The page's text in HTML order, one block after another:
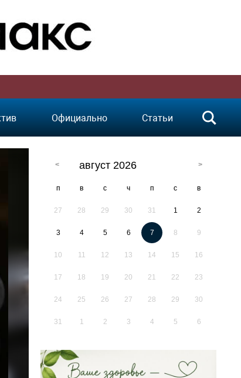
Официально Статьи
август 2026
п в с ч п с в
27 28 29 30 31 1 2
3 4 5 6 7 8 9
10 11 12 13 14 15 16
17 18 19 20 21 22 23
24 25 26 27 28 29 30
31 1 2 3 4 5 6